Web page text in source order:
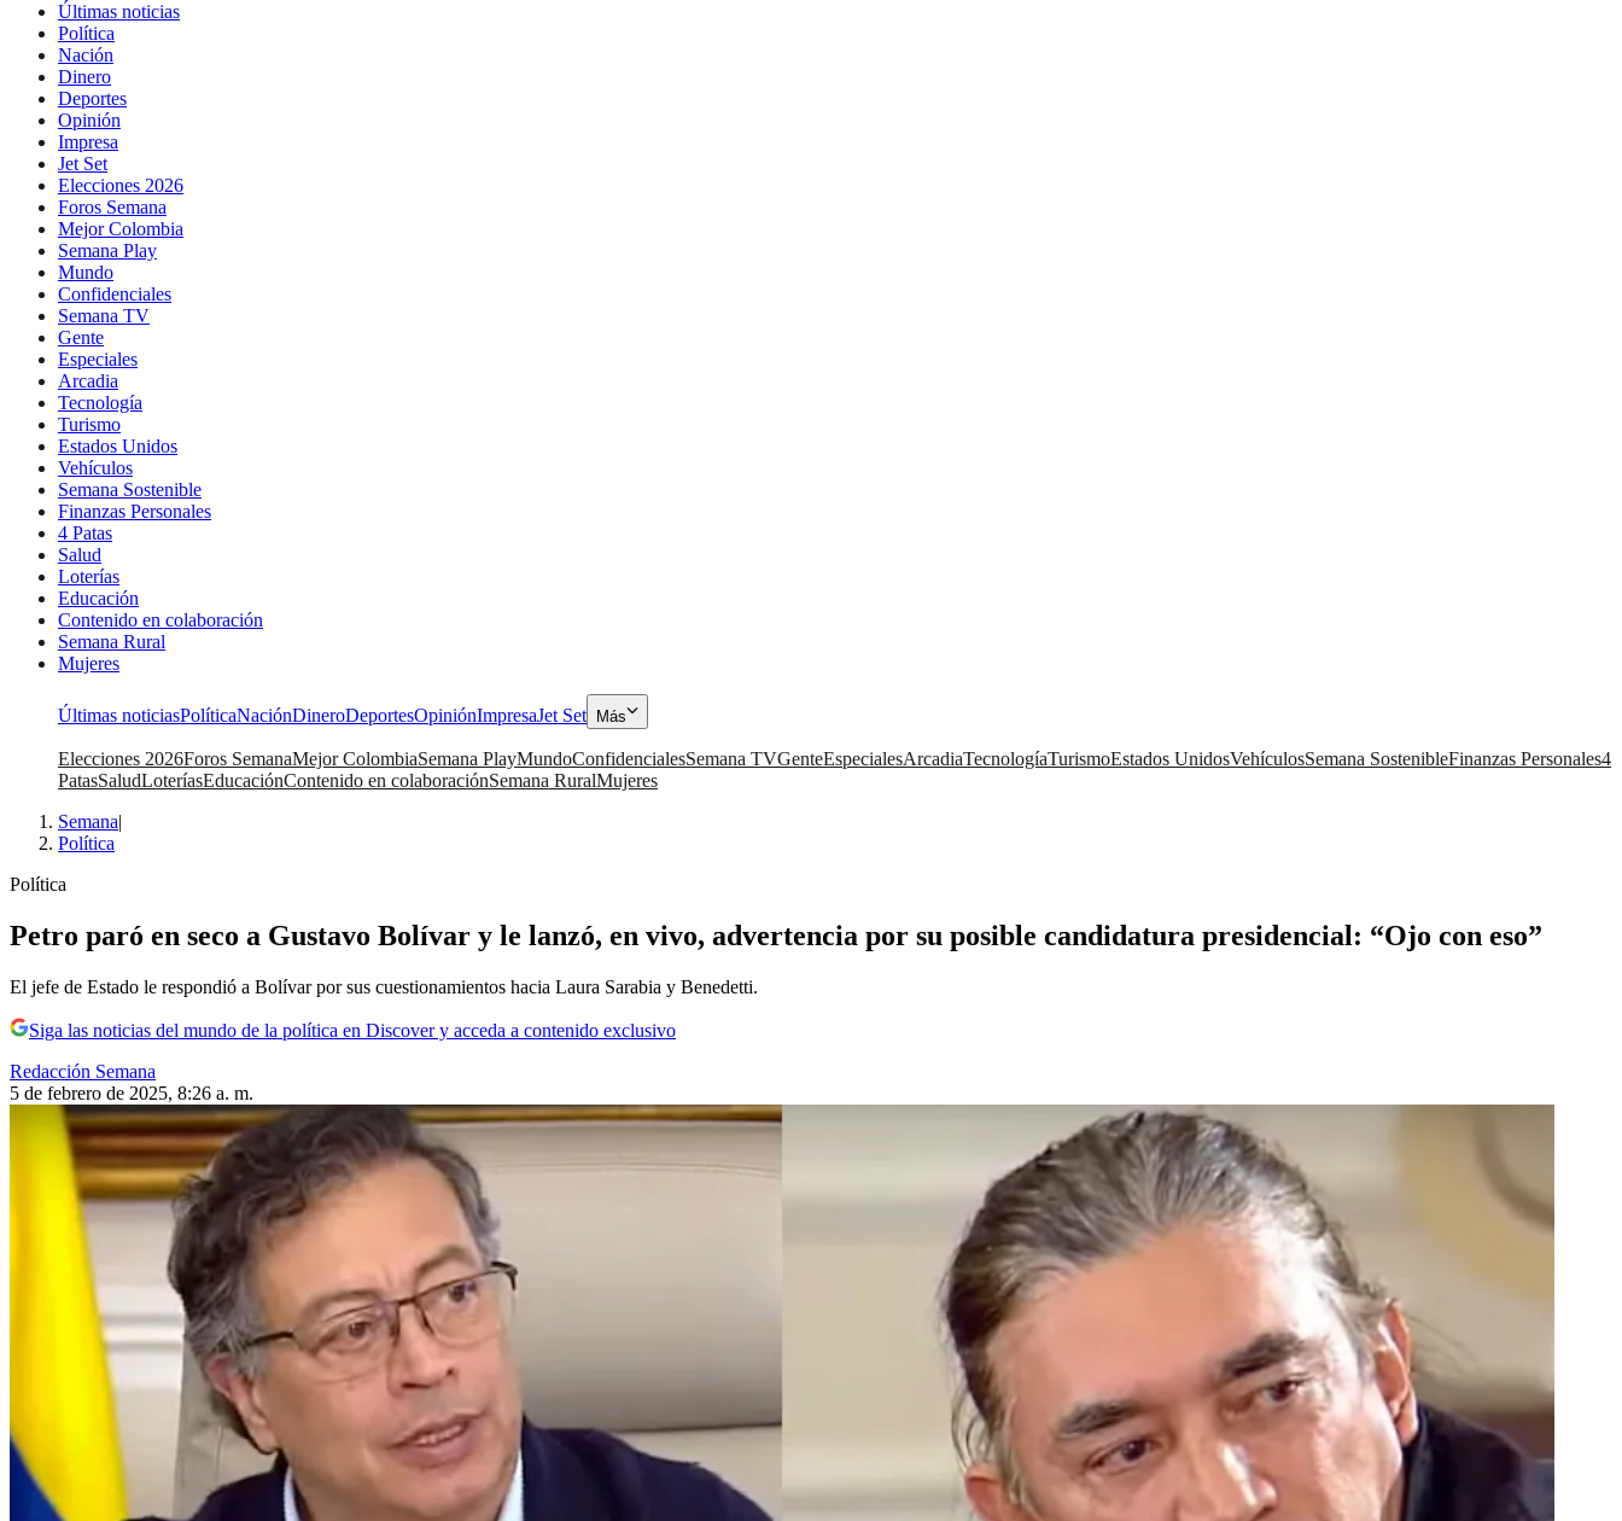
Últimas noticias
Política
Nación
Dinero
Deportes
Opinión
Impresa
Jet Set
Elecciones 2026
Foros Semana
Mejor Colombia
Semana Play
Mundo
Confidenciales
Semana TV
Gente
Especiales
Arcadia
Tecnología
Turismo
Estados Unidos
Vehículos
Semana Sostenible
Finanzas Personales
4 Patas
Salud
Loterías
Educación
Contenido en colaboración
Semana Rural
Mujeres
Últimas noticiasPolíticaNaciónDineroDeportesOpiniónImpresaJet Set Más
Elecciones 2026Foros SemanaMejor ColombiaSemana PlayMundoConfidencialesSemana TVGenteEspecialesArcadiaTecnologíaTurismoEstados UnidosVehículosSemana SostenibleFinanzas Personales4
PatasSaludLoteríasEducaciónContenido en colaboraciónSemana RuralMujeres
Semana|
Política
Política
Petro paró en seco a Gustavo Bolívar y le lanzó, en vivo, advertencia por su posible candidatura presidencial: “Ojo con eso”
El jefe de Estado le respondió a Bolívar por sus cuestionamientos hacia Laura Sarabia y Benedetti.
Siga las noticias del mundo de la política en Discover y acceda a contenido exclusivo
Redacción Semana
5 de febrero de 2025, 8:26 a. m.